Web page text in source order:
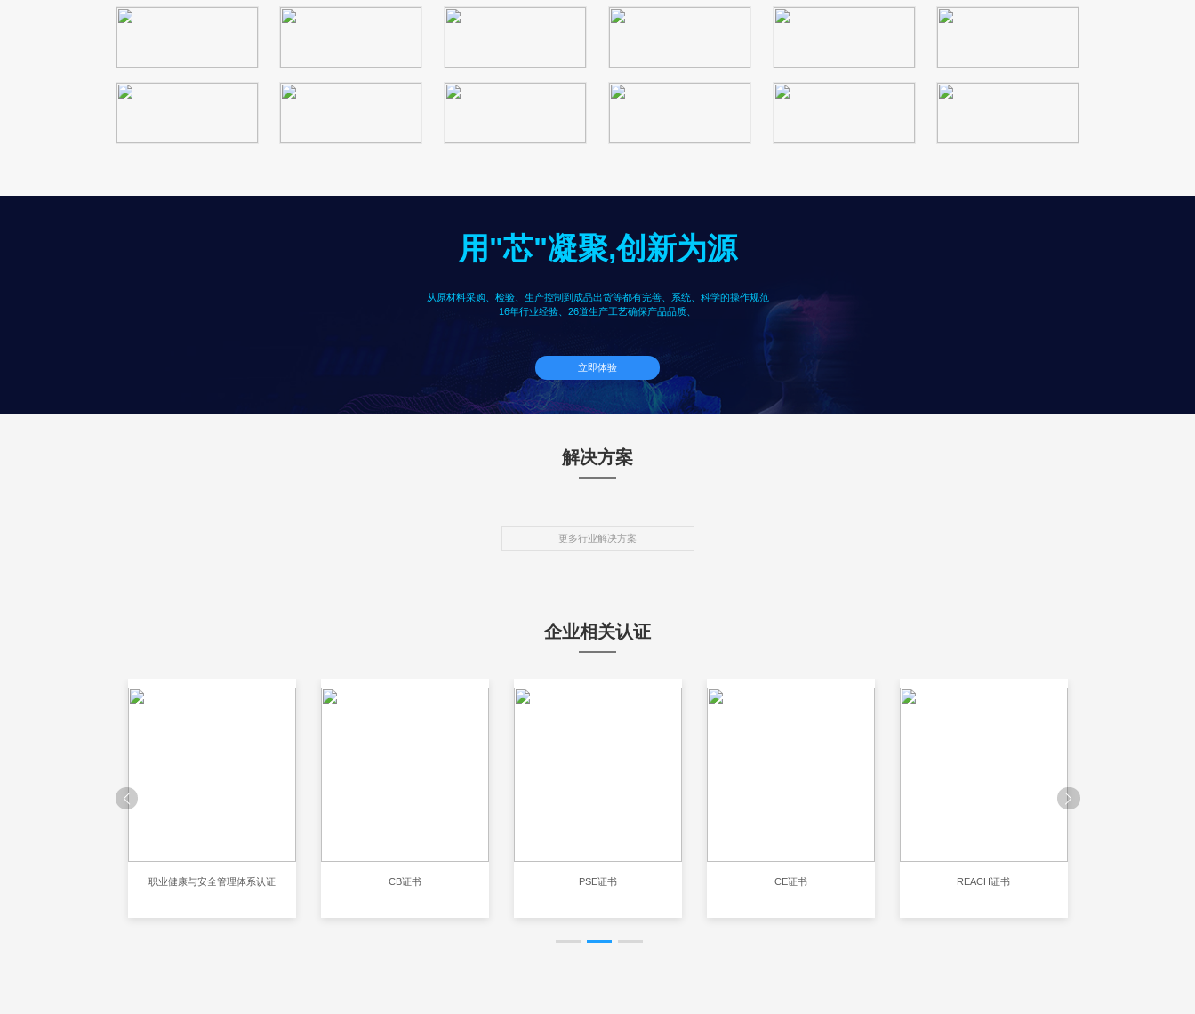
用"芯"凝聚,创新为源
从原材料采购、检验、生产控制到成品出货等都有完善、系统、科学的操作规范
16年行业经验、26道生产工艺确保产品品质、
立即体验
解决方案
更多行业解决方案
企业相关认证
职业健康与安全管理体系认证 CB证书 PSE证书 CE证书 REACH证书